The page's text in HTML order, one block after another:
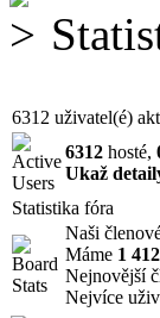
6312 uživatel(é)
6312 hosté,
Ukaž
Statistika fóra
Naši
Máme 1 412
Nejnovější
Nejvíce